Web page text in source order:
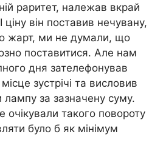
раритет, належав вкрай
ціну він поставив нечувану,
жарт, ми не думали, що
поставитися. Але нам
дня зателефонував
зустрічі та висловив
лампу за зазначену суму.
очікували такого повороту
було б як мінімум